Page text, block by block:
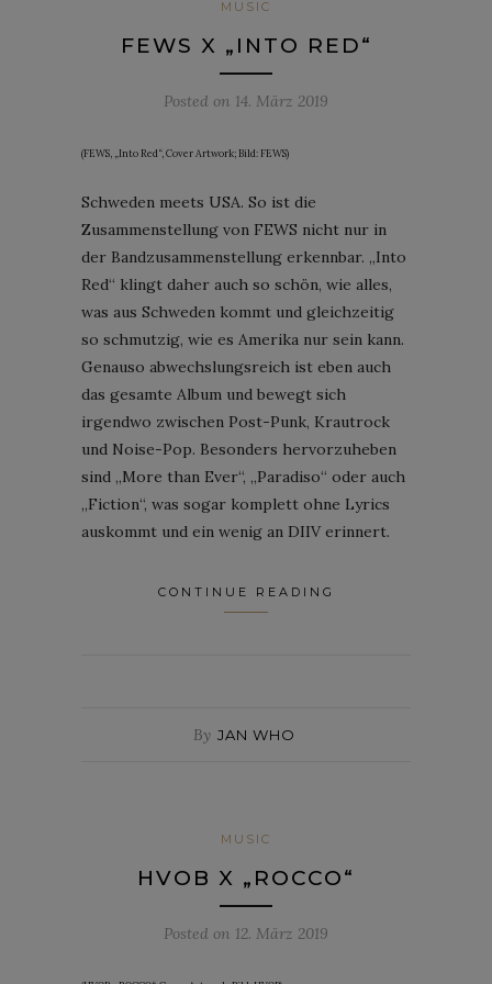
MUSIC
FEWS X „INTO RED“
Posted on 14. März 2019
(FEWS, „Into Red“, Cover Artwork; Bild: FEWS)
Schweden meets USA. So ist die
Zusammenstellung von FEWS nicht nur in
der Bandzusammenstellung erkennbar. „Into
Red“ klingt daher auch so schön, wie alles,
was aus Schweden kommt und gleichzeitig
so schmutzig, wie es Amerika nur sein kann.
Genauso abwechslungsreich ist eben auch
das gesamte Album und bewegt sich
irgendwo zwischen Post-Punk, Krautrock
und Noise-Pop. Besonders hervorzuheben
sind „More than Ever“, „Paradiso“ oder auch
„Fiction“, was sogar komplett ohne Lyrics
auskommt und ein wenig an DIIV erinnert.
CONTINUE READING
By JAN WHO
MUSIC
HVOB X „ROCCO“
Posted on 12. März 2019